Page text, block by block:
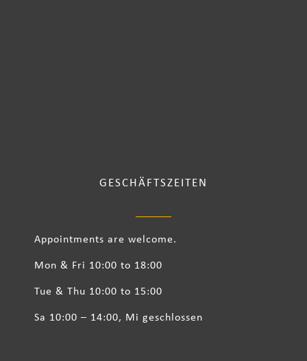
GESCHÄFTSZEITEN
Appointments are welcome.
Mon & Fri 10:00 to 18:00
Tue & Thu 10:00 to 15:00
Sa 10:00 – 14:00, Mi geschlossen